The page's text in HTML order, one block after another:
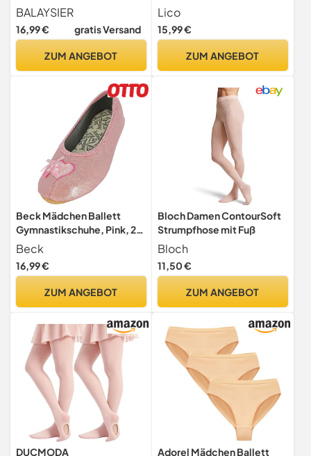
Ballettjacke Kinder
Rundhalsausschnitt mit
Knöpfen Tanztops für
Gymnastik(Rosa,130)
BALAYSIER
16,99 € gratis Versand
ZUM ANGEBOT
Schwarz, 31 EU
Lico
15,99 €
ZUM ANGEBOT
Beck Mädchen Ballett
Gymnastikschuhe, Pink, 23
EU
Beck
16,99 €
ZUM ANGEBOT
Bloch Damen ContourSoft
Strumpfhose mit Fuß
Bloch
11,50 €
ZUM ANGEBOT
DUCMODA
Adorel Mädchen Ballett